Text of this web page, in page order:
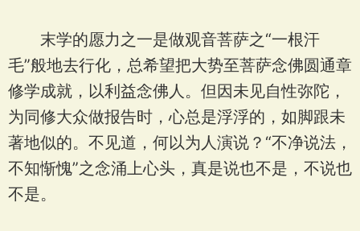
末学的愿力之一是做观音菩萨之“一根汗
毛”般地去行化，总希望把大势至菩萨念佛圆通章
修学成就，以利益念佛人。但因未见自性弥陀，
为同修大众做报告时，心总是浮浮的，如脚跟未
著地似的。不见道，何以为人演说？“不净说法，
不知惭愧”之念涌上心头，真是说也不是，不说也
不是。